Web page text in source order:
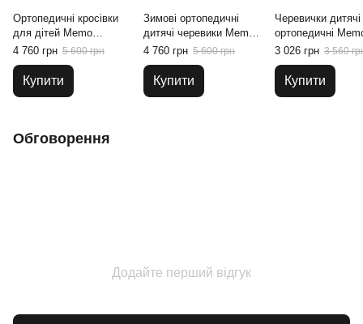
Ортопедичні кросівки
для дітей Memo
Chicago 1JD, 26
4 760 грн 5 600 грн
Купити
Зимові ортопедичні
дитячі черевики Memo
Davos 3NA Сіро-
4 760 грн 5 600 грн
Купити
Черевички дитячі
ортопедичні
3JE Рожеві, 19
3 026 грн 3 560
Купити
Обговорення
Додайте перший відгук